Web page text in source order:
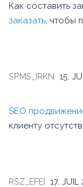
Как составить
заказать, чтобы
SPMS_IRKN 15.
SEO
клиенту
RSZ_EFEI 17. JUIL